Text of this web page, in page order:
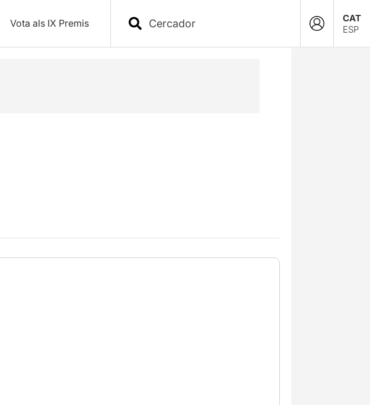
Vota als IX Premis
CAT
ESP